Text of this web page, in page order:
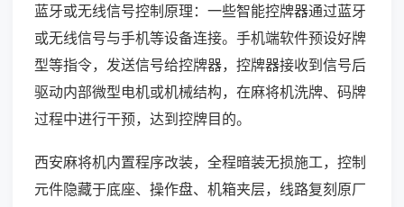
蓝牙或无线信号控制原理：一些智能控牌器通过蓝牙
或无线信号与手机等设备连接。手机端软件预设好牌
型等指令，发送信号给控牌器，控牌器接收到信号后
驱动内部微型电机或机械结构，在麻将机洗牌、码牌
过程中进行干预，达到控牌目的。
西安麻将机内置程序改装，全程暗装无损施工，控制
元件隐藏于底座、操作盘、机箱夹层，线路复刻原厂